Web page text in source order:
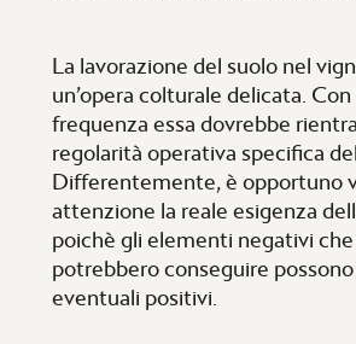
La lavorazione del suolo nel
un’opera colturale delicata.
frequenza essa dovrebbe
regolarità operativa specifica
Differentemente, è opportuno
attenzione la reale esigenza
poichè gli elementi negativi
potrebbero conseguire
eventuali positivi.